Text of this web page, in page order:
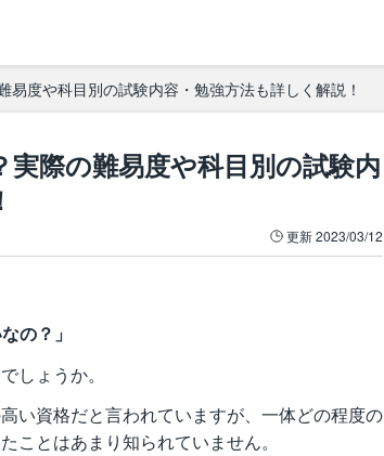
度や科目別の試験内容・勉強方法も詳しく解説！
際の難易度や科目別の試験内
更新2023/03/12
の？」
しょうか。
い資格だと言われていますが、一体どの程度の
ことはあまり知られていません。